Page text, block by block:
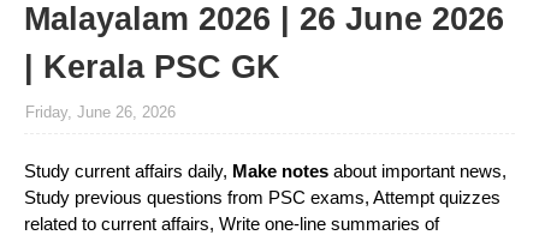
Malayalam 2026 | 26 June 2026
| Kerala PSC GK
Friday, June 26, 2026
Study current affairs daily, Make notes about important news,
Study previous questions from PSC exams, Attempt quizzes
related to current affairs, Write one-line summaries of